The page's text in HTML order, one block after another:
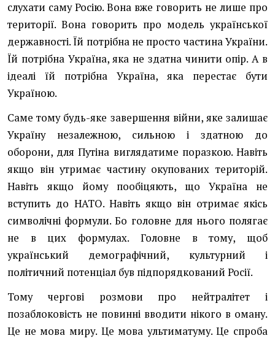
слухати саму Росію. Вона вже говорить не лише про
території. Вона говорить про модель української
державності. Їй потрібна не просто частина України.
Їй потрібна Україна, яка не здатна чинити опір. А в
ідеалі їй потрібна Україна, яка перестає бути
Україною.
Саме тому будь-яке завершення війни, яке залишає
Україну незалежною, сильною і здатною до
оборони, для Путіна виглядатиме поразкою. Навіть
якщо він утримає частину окупованих територій.
Навіть якщо йому пообіцяють, що Україна не
вступить до НАТО. Навіть якщо він отримає якісь
символічні формули. Бо головне для нього полягає
не в цих формулах. Головне в тому, щоб
український демографічний, культурний і
політичний потенціал був підпорядкований Росії.
Тому чергові розмови про нейтралітет і
позаблоковість не повинні вводити нікого в оману.
Це не мова миру. Це мова ультиматуму. Це спроба